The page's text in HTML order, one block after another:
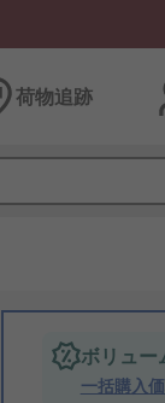
荷物追跡
ボリュー
一括購入